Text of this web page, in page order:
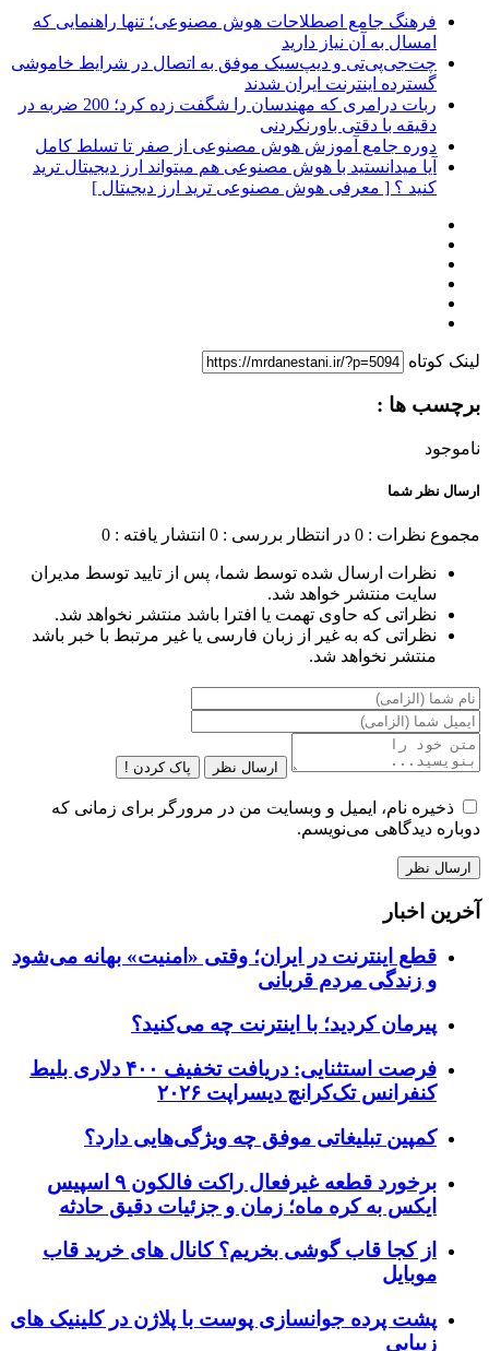
فرهنگ جامع اصطلاحات هوش مصنوعی؛ تنها راهنمایی که
امسال به آن نیاز دارید
چت‌جی‌پی‌تی و دیپ‌سیک موفق به اتصال در شرایط خاموشی
گسترده اینترنت ایران شدند
ربات درامری که مهندسان را شگفت زده کرد؛ 200 ضربه در
دقیقه با دقتی باورنکردنی
دوره جامع آموزش هوش مصنوعی از صفر تا تسلط کامل
آیا میدانستید با هوش مصنوعی هم میتواند ارز دیجیتال ترید
کنید ؟ [ معرفی هوش مصنوعی ترید ارز دیجیتال ]
لینک کوتاه
برچسب ها :
ناموجود
ارسال نظر شما
مجموع نظرات : 0 در انتظار بررسی : 0 انتشار یافته : 0
نظرات ارسال شده توسط شما، پس از تایید توسط مدیران
سایت منتشر خواهد شد.
نظراتی که حاوی تهمت یا افترا باشد منتشر نخواهد شد.
نظراتی که به غیر از زبان فارسی یا غیر مرتبط با خبر باشد
منتشر نخواهد شد.
ارسال نظر پاک کردن !
ذخیره نام، ایمیل و وبسایت من در مرورگر برای زمانی که
دوباره دیدگاهی می‌نویسم.
آخرین اخبار
قطع اینترنت در ایران؛ وقتی «امنیت» بهانه می‌شود
و زندگی مردم قربانی
پیرمان کردید؛ با اینترنت چه می‌کنید؟
فرصت استثنایی: دریافت تخفیف ۴۰۰ دلاری بلیط
کنفرانس تک‌کرانچ دیسراپت ۲۰۲۶
کمپین تبلیغاتی موفق چه ویژگی‌هایی دارد؟
برخورد قطعه غیرفعال راکت فالکون ۹ اسپیس
ایکس به کره ماه؛ زمان و جزئیات دقیق حادثه
از کجا قاب گوشی بخریم؟ کانال های خرید قاب
موبایل
پشت پرده جوانسازی پوست با پلاژن در کلینیک های
زیبایی